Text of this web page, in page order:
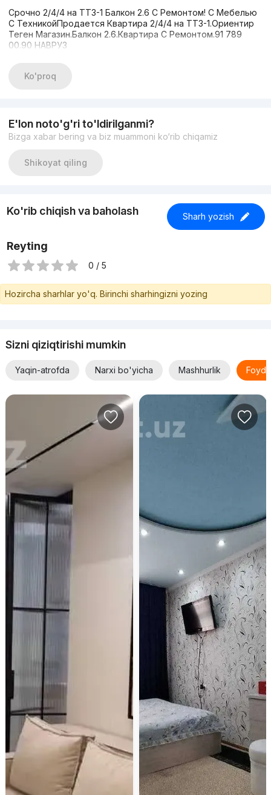
Срочно 2/4/4 на ТТЗ-1 Балкон 2.6 С Ремонтом! С Мебелью
С ТехникойПродается Квартира 2/4/4 на ТТЗ-1.Ориентир
Теген Магазин.Балкон 2.6.Квартира С Ремонтом.91 789
00.90 НАВРУЗ
Ko'proq
E'lon noto'g'ri to'ldirilganmi?
Bizga xabar bering va biz muammoni ko‘rib chiqamiz
Shikoyat qiling
Ko'rib chiqish va baholash Sharh yozish
Reyting
0 / 5
Hozircha sharhlar yo'q. Birinchi sharhingizni yozing
Sizni qiziqtirishi mumkin
Yaqin-atrofda Narxi bo'yicha Mashhurlik